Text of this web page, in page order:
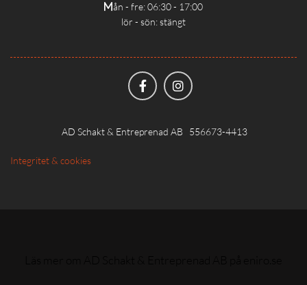
mån - fre: 06:30 - 17:00
lör - sön: stängt
AD Schakt & Entreprenad AB 556673-4413
Integritet & cookies